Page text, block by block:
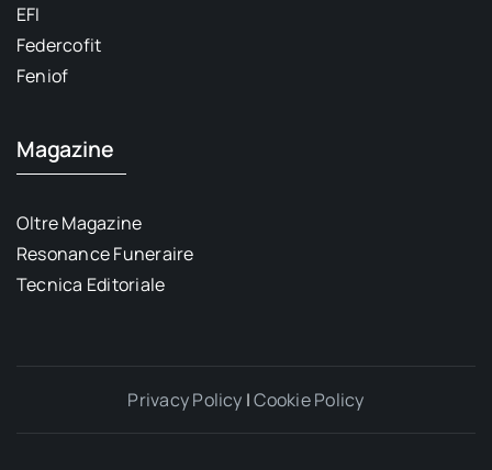
EFI
Federcofit
Feniof
Magazine
Oltre Magazine
Resonance Funeraire
Tecnica Editoriale
Privacy Policy |Cookie Policy